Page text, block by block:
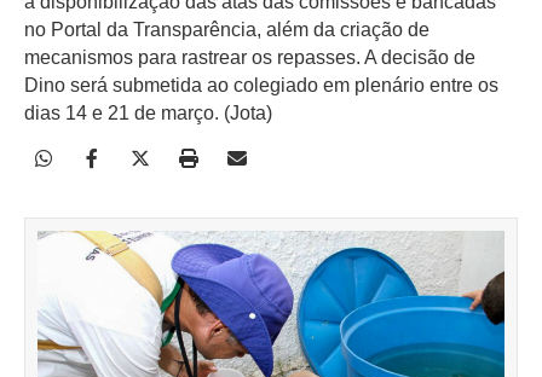
no Portal da Transparência, além da criação de
mecanismos para rastrear os repasses. A decisão de
Dino será submetida ao colegiado em plenário entre os
dias 14 e 21 de março. (Jota)